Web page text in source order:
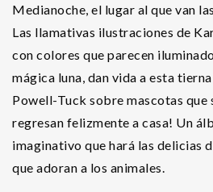
Medianoche, el lugar al que van
Las llamativas ilustraciones de
con colores que parecen
mágica luna, dan vida a esta
Powell-Tuck sobre mascotas que
regresan felizmente a casa! Un
imaginativo que hará las delicias
que adoran a los animales.